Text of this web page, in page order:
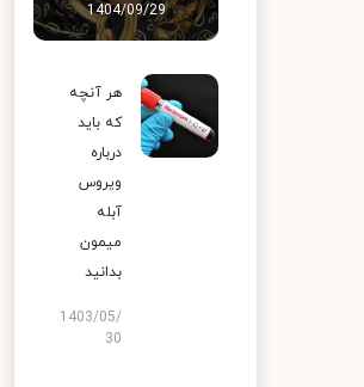
1404/09/29
هر آنچه
که باید
درباره
ویروس
آبله
میمون
بدانید
1403/05/
30